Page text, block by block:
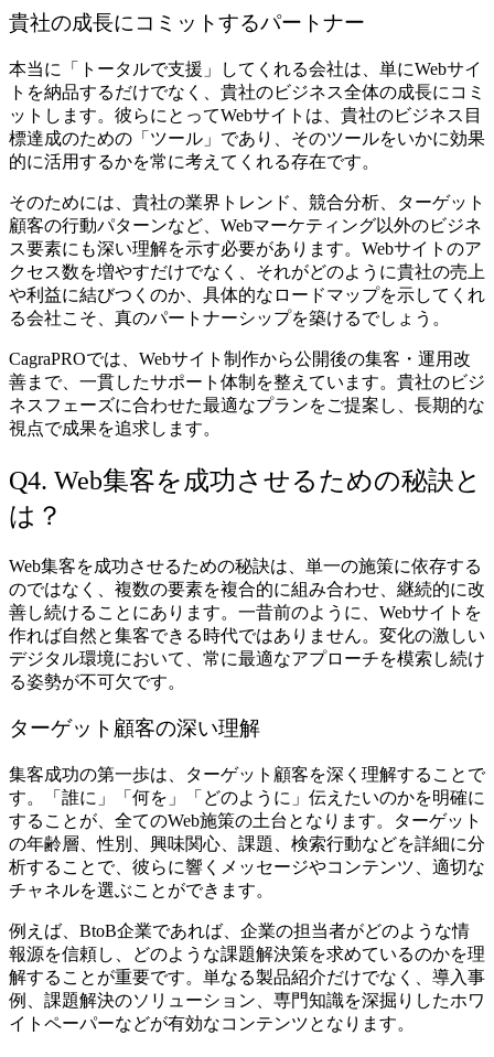
貴社の成長にコミットするパートナー
本当に「トータルで支援」してくれる会社は、単にWebサイ
トを納品するだけでなく、貴社のビジネス全体の成長にコミ
ットします。彼らにとってWebサイトは、貴社のビジネス目
標達成のための「ツール」であり、そのツールをいかに効果
的に活用するかを常に考えてくれる存在です。
そのためには、貴社の業界トレンド、競合分析、ターゲット
顧客の行動パターンなど、Webマーケティング以外のビジネ
ス要素にも深い理解を示す必要があります。Webサイトのア
クセス数を増やすだけでなく、それがどのように貴社の売上
や利益に結びつくのか、具体的なロードマップを示してくれ
る会社こそ、真のパートナーシップを築けるでしょう。
CagraPROでは、Webサイト制作から公開後の集客・運用改
善まで、一貫したサポート体制を整えています。貴社のビジ
ネスフェーズに合わせた最適なプランをご提案し、長期的な
視点で成果を追求します。
Q4. Web集客を成功させるための秘訣と
は？
Web集客を成功させるための秘訣は、単一の施策に依存する
のではなく、複数の要素を複合的に組み合わせ、継続的に改
善し続けることにあります。一昔前のように、Webサイトを
作れば自然と集客できる時代ではありません。変化の激しい
デジタル環境において、常に最適なアプローチを模索し続け
る姿勢が不可欠です。
ターゲット顧客の深い理解
集客成功の第一歩は、ターゲット顧客を深く理解することで
す。「誰に」「何を」「どのように」伝えたいのかを明確に
することが、全てのWeb施策の土台となります。ターゲット
の年齢層、性別、興味関心、課題、検索行動などを詳細に分
析することで、彼らに響くメッセージやコンテンツ、適切な
チャネルを選ぶことができます。
例えば、BtoB企業であれば、企業の担当者がどのような情
報源を信頼し、どのような課題解決策を求めているのかを理
解することが重要です。単なる製品紹介だけでなく、導入事
例、課題解決のソリューション、専門知識を深掘りしたホワ
イトペーパーなどが有効なコンテンツとなります。